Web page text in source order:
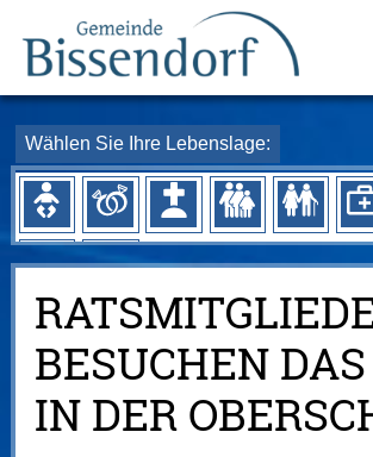
Wählen Sie Ihre Lebenslage:
BESUCHEN
IN DER